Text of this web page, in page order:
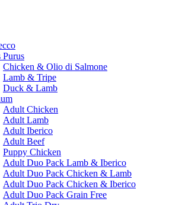
Purus
Chicken & Olio di Salmone
Lamb & Tripe
Duck & Lamb
Adult Chicken
Adult Lamb
Adult Iberico
Adult Beef
Puppy Chicken
Adult Duo Pack Lamb & Iberico
Adult Duo Pack Chicken & Lamb
Adult Duo Pack Chicken & Iberico
Adult Duo Pack Grain Free